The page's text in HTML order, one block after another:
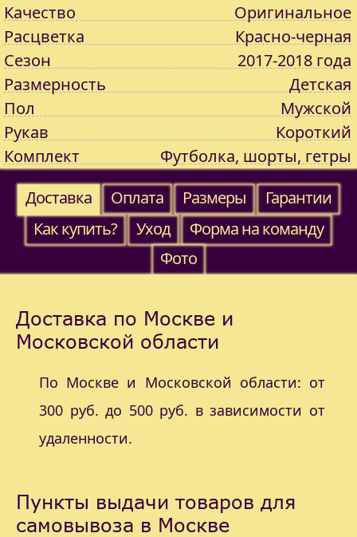
Качество
Оригинальное
Расцветка
Красно-черная
Сезон
2017-2018 года
Размерность
Детская
Пол
Мужской
Рукав
Короткий
Комплект
Футболка, шорты, гетры
Доставка
Оплата Размеры
Гарантии
Как купить?
Уход
Форма на команду
Фото
Доставка по Москве и
Московской области
По Москве и Московской области: от
300 руб. до 500 руб. в зависимости от
удаленности.
Пункты выдачи товаров для
самовывоза в Москве